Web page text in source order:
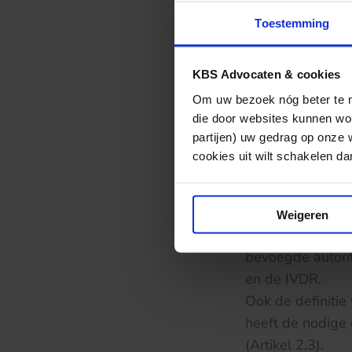
Toestemming
KBS Advocaten & cookies
Om uw bezoek nóg beter te
die door websites kunnen
partijen) uw gedrag op onze
cookies uit wilt schakelen
Weigeren
‘In huis’
De regels zijn
gesteld. Enkele
Een verklaring
worden
Het hulpmiddel
Een passend
De
bevoegde
en de IVDR.
Ook de
heeft de nodige
(Artikel 2,3).